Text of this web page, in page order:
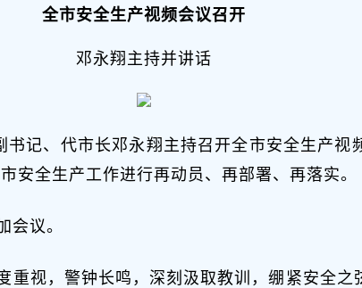
全市安全生产视频会议召开
邓永翔主持并讲话
记、代市长邓永翔主持召开全市安全生产
安全生产工作进行再动员、再部署、再落实。
会议。
重视，警钟长鸣，深刻汲取教训，绷紧安全